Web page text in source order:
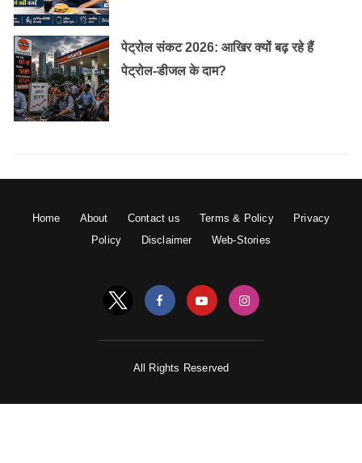
पेट्रोल संकट 2026: आखिर क्यों बढ़ रहे हैं
पेट्रोल-डीजल के दाम?
Home About Contact us Terms & Policy
Privacy
Policy
Disclaimer Web-Stories
All Rights Reserved